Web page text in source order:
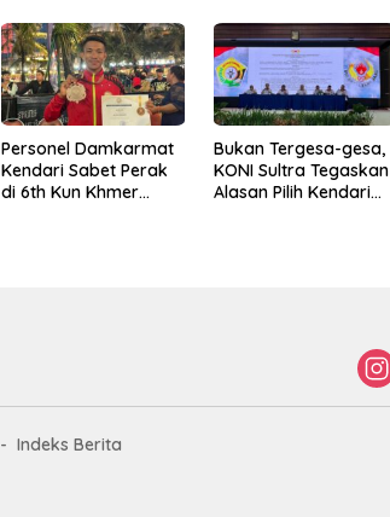
Personel Damkarmat
Kendari Sabet Perak
di 6th Kun Khmer
Bukan Tergesa-gesa,
KONI Sultra Tegaskan
Alasan Pilih Kendari
Indeks Berita